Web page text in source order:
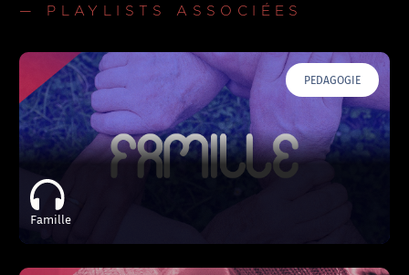
— PLAYLISTS ASSOCIÉES
PEDAGOGIE
Famille